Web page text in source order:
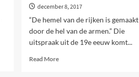
december 8, 2017
“De hemel van de rijken is gemaakt
door de hel van de armen.” Die
uitspraak uit de 19e eeuw komt...
Read MoreRead